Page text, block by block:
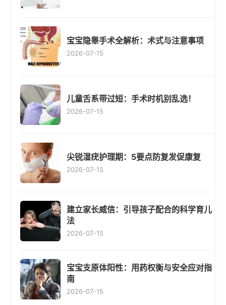
宝宝隐睾手术全解析：术式与注意事项
2026-07-15
儿童舌系带过短：手术时机别乱选！
2026-07-15
尖锐湿疣护理期：5要点防复发促康复
2026-07-15
建立家长威信：引导孩子配合的科学育儿
法
2026-07-15
宝宝支原体阳性：用药权衡与安全应对指
南
2026-07-15